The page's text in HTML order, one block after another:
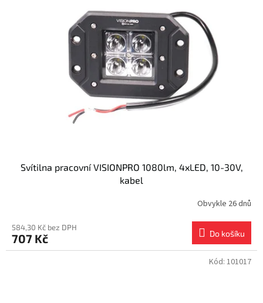
Svítilna pracovní VISIONPRO 1080lm, 4xLED, 10-30V,
kabel
Obvykle 26 dnů
584,30 Kč bez DPH
707 Kč Do košíku
Kód: 101017